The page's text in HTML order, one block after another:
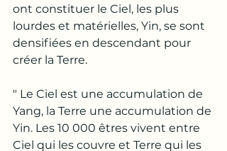
ont constituer le Ciel, les plus
lourdes et matérielles, Yin, se sont
densifiées en descendant pour
créer la Terre.
" Le Ciel est une accumulation de
Yang, la Terre une accumulation de
Yin. Les 10 000 êtres vivent entre
Ciel qui les couvre et Terre qui les